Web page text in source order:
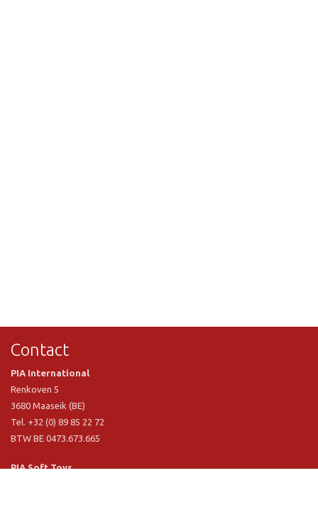
Contact
PIA International
Renkoven 5
3680 Maaseik (BE)
Tel. +32 (0) 89 85 22 72
BTW BE 0473.673.665
PIA Soft Toys